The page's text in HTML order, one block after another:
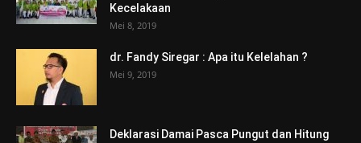
Kecelakaan
Mei 8, 2019
dr. Fandy Siregar : Apa itu Kelelahan ?
Mei 9, 2019
Deklarasi Damai Pasca Pungut dan Hitung